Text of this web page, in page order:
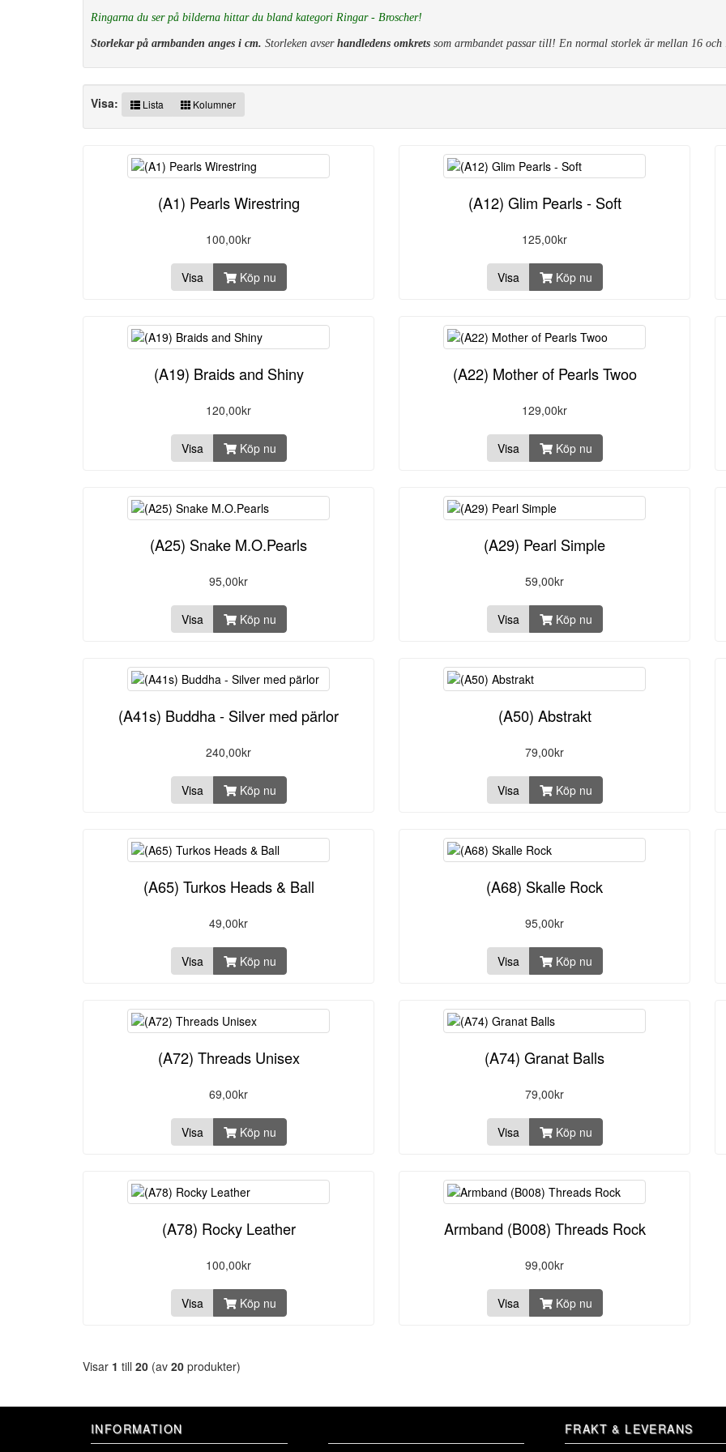
Ringarna du ser på bilderna hittar du bland kategori Ringar - Broscher!
Storlekar på armbanden anges i cm. Storleken avser handledens omkrets som armbandet passar till! En normal storlek är mellan 16 och
Visa: Lista Kolumner
(A1) Pearls Wirestring
100,00kr
Visa Köp nu
(A12) Glim Pearls - Soft
125,00kr
Visa Köp nu
(A19) Braids and Shiny
120,00kr
Visa Köp nu
(A22) Mother of Pearls Twoo
129,00kr
Visa Köp nu
(A25) Snake M.O.Pearls
95,00kr
Visa Köp nu
(A29) Pearl Simple
59,00kr
Visa Köp nu
(A41s) Buddha - Silver med pärlor
240,00kr
Visa Köp nu
(A50) Abstrakt
79,00kr
Visa Köp nu
(A65) Turkos Heads & Ball
49,00kr
Visa Köp nu
(A68) Skalle Rock
95,00kr
Visa Köp nu
(A72) Threads Unisex
69,00kr
Visa Köp nu
(A74) Granat Balls
79,00kr
Visa Köp nu
(A78) Rocky Leather
100,00kr
Visa Köp nu
Armband (B008) Threads Rock
99,00kr
Visa Köp nu
Visar 1 till 20 (av 20 produkter)
INFORMATION FRAKT & LEVERANS